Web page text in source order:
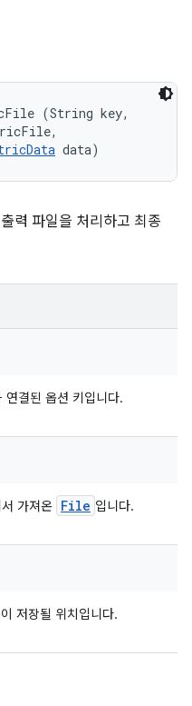
(String key,
data)
력 파일을 처리하고 최종
연결된 옵션 키입니다.
가져온 File 입니다.
저장될 위치입니다.